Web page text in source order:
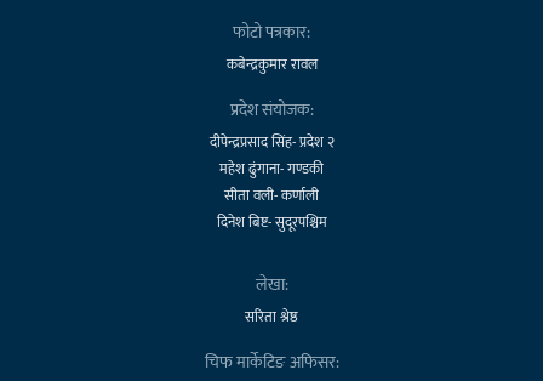
फोटो पत्रकार:
कबेन्द्रकुमार रावल
प्रदेश संयोजक:
दीपेन्द्रप्रसाद सिंह- प्रदेश २
महेश ढुंगाना- गण्डकी
सीता वली- कर्णाली
दिनेश बिष्ट- सुदूरपश्चिम
लेखा:
सरिता श्रेष्ठ
चिफ मार्केटिङ अफिसर: